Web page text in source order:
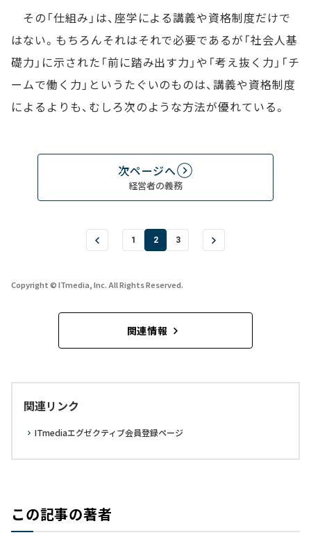
その「仕組み」は、座学による講義や資格制度だけで
はない。もちろんそれはそれで必要であるが「社会人基
礎力」に示された「前に踏み出す力」や「考え抜く力」「チ
ームで働く力」というたぐいのものは、講義や資格制度
によるよりも、むしろ次のような方法が優れている。
次ページへ
経営者の義務
1 2 3
Copyright © ITmedia, Inc. All Rights Reserved.
関連情報
関連リンク
ITmediaエグゼクティブ会員登録ページ
この記事の著者